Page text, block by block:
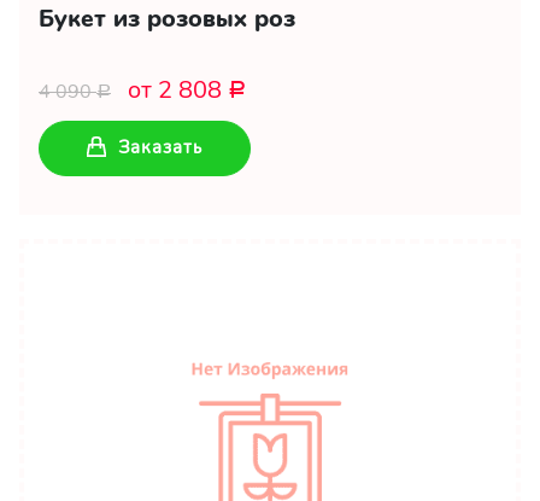
Букет из розовых роз
4 090Р от 2 808 Р
Заказать